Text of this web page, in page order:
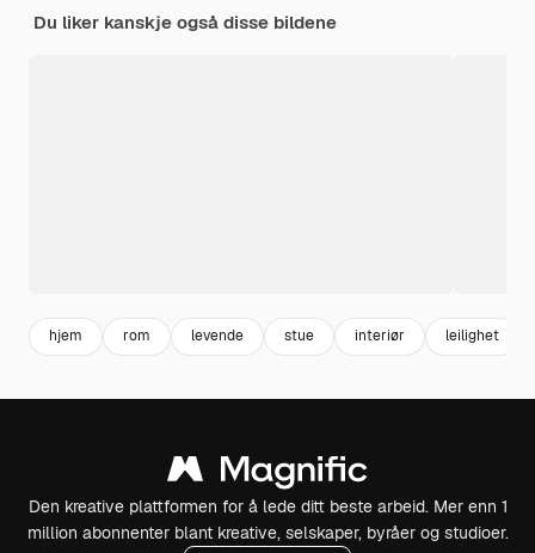
Du liker kanskje også disse bildene
hjem rom levende stue interiør leilighet
Den kreative plattformen for å lede ditt beste arbeid. Mer enn 1
million abonnenter blant kreative, selskaper, byråer og studioer.